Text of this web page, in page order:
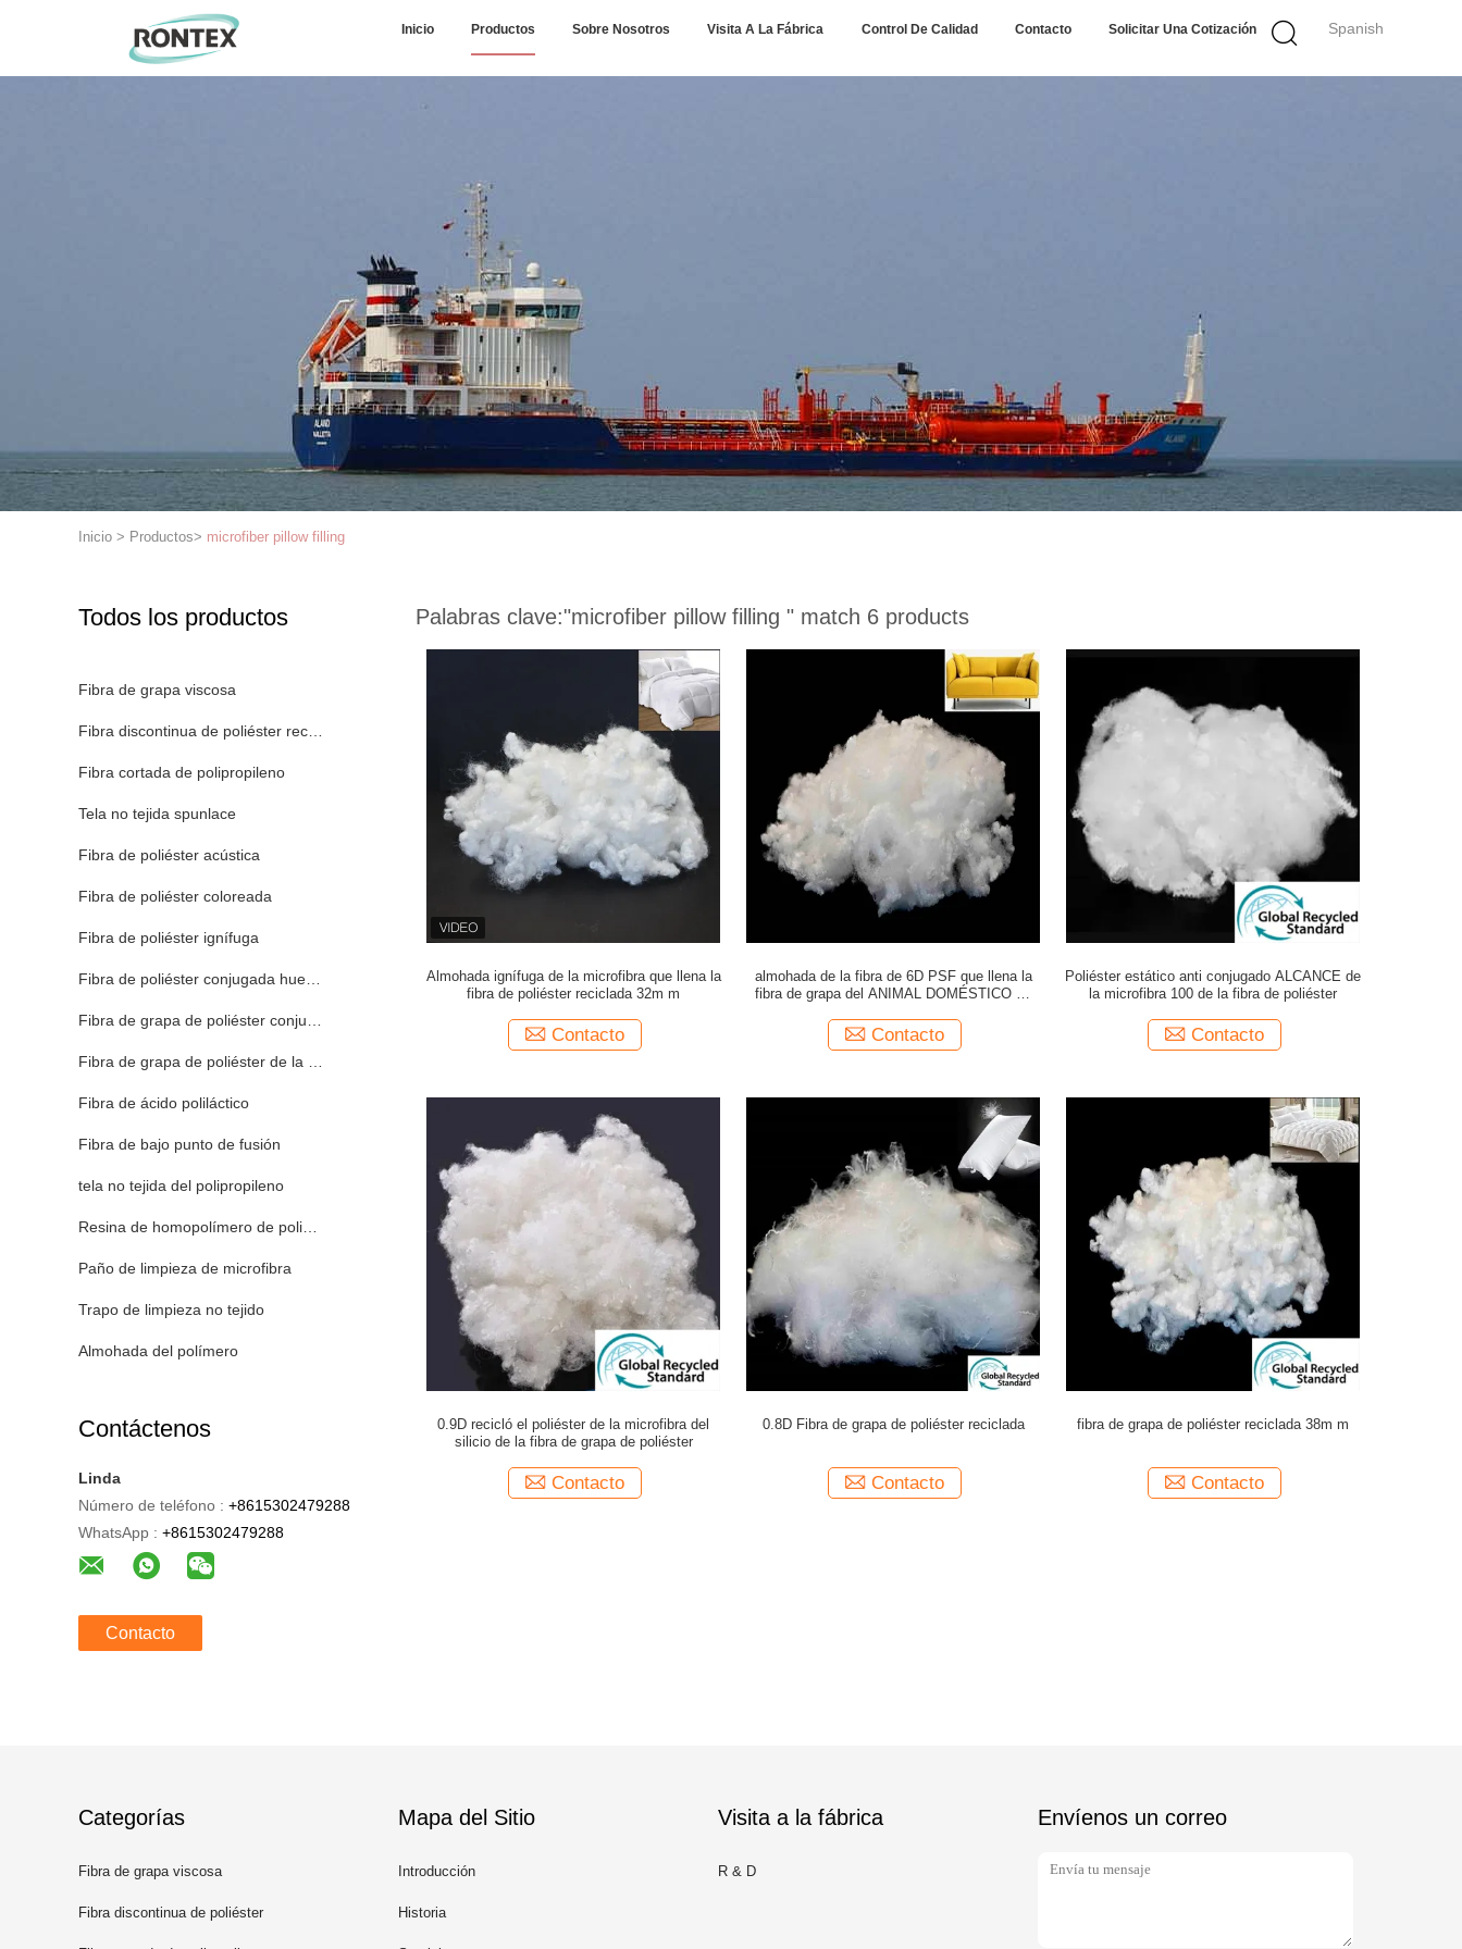
Spanish
Inicio Productos Sobre Nosotros Visita A La Fábrica Control De Calidad Contacto Solicitar Una Cotización
Inicio > Productos> microfiber pillow filling
Todos los productos
Fibra de grapa viscosa
Fibra discontinua de poliéster reciclado
Fibra cortada de polipropileno
Tela no tejida spunlace
Fibra de poliéster acústica
Fibra de poliéster coloreada
Fibra de poliéster ignífuga
Fibra de poliéster conjugada hueco de Siliconized
Fibra de grapa de poliéster conjugada hueco
Fibra de grapa de poliéster de la Virgen
Fibra de ácido poliláctico
Fibra de bajo punto de fusión
tela no tejida del polipropileno
Resina de homopolímero de polipropileno
Paño de limpieza de microfibra
Trapo de limpieza no tejido
Almohada del polímero
Contáctenos
Linda
Número de teléfono : +8615302479288
WhatsApp : +8615302479288
Contacto
Palabras clave:"microfiber pillow filling " match 6 products
Almohada ignífuga de la microfibra que llena la
fibra de poliéster reciclada 32m m
Contacto
almohada de la fibra de 6D PSF que llena la
fibra de grapa del ANIMAL DOMÉSTICO de
Contacto
Poliéster estático anti conjugado ALCANCE de
la microfibra 100 de la fibra de poliéster
Contacto
0.9D recicló el poliéster de la microfibra del
silicio de la fibra de grapa de poliéster
Contacto
0.8D Fibra de grapa de poliéster reciclada
Contacto
fibra de grapa de poliéster reciclada 38m m
Contacto
Categorías
Fibra de grapa viscosa
Fibra discontinua de poliéster
Mapa del Sitio
Introducción
Historia
Visita a la fábrica
R & D
Envíenos un correo